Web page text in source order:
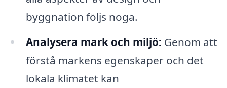
byggnation följs noga.
Analysera mark och miljö: Genom att
förstå markens egenskaper och det
lokala klimatet kan